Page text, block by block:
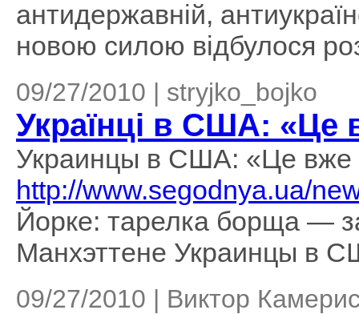
антидержавній,
новою силою відбулося
09/27/2010 | stryjko_bojko
Українці в США: «Це
Украинцы в США: «Це вже
http://www.segodnya.ua/
Йорке: тарелка борща —
Манхэттене Украинцы в
09/27/2010 | Виктор